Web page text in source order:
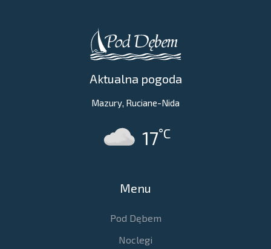
Aktualna pogoda
Mazury, Ruciane-Nida
17°C
Menu
Pod Dębem
Noclegi